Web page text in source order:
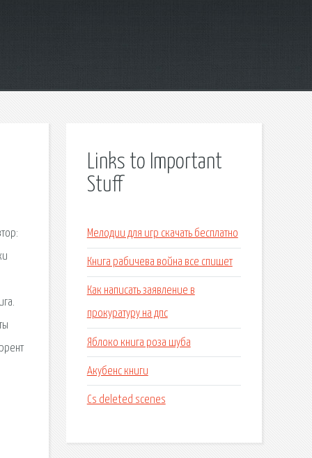
Links to Important
Stuff
Мелодии для игр скачать бесплатно
Книга рабичева война все спишет
Как написать заявление в
прокуратуру на дпс
Яблоко книга роза шуба
Акубенс книги
Cs deleted scenes